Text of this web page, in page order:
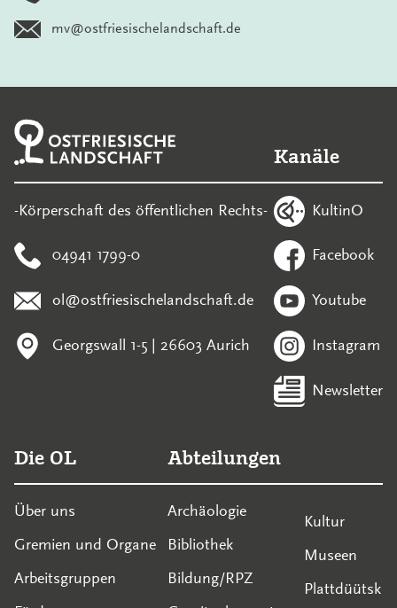
mv@ostfriesischelandschaft.de
-Körperschaft des öffentlichen Rechts-
04941 1799-0
ol@ostfriesischelandschaft.de
Georgswall 1-5 | 26603 Aurich
Kanäle
KultinO
Facebook
Youtube
Instagram
Newsletter
Die OL
Über uns
Gremien und Organe
Arbeitsgruppen
Abteilungen
Archäologie
Bibliothek
Bildung/RPZ
Kultur
Museen
Plattdüütsk